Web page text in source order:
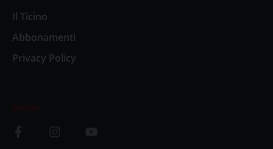
Il Ticino
Abbonamenti
Privacy Policy
Social